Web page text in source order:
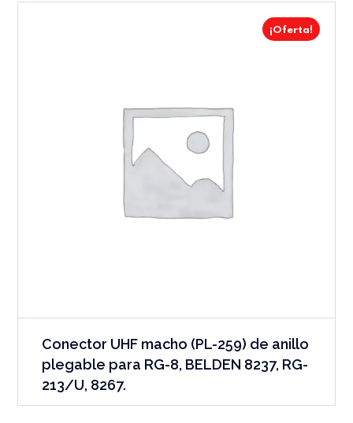
¡Oferta!
Conector UHF macho (PL-259) de anillo
plegable para RG-8, BELDEN 8237, RG-
213/U, 8267.